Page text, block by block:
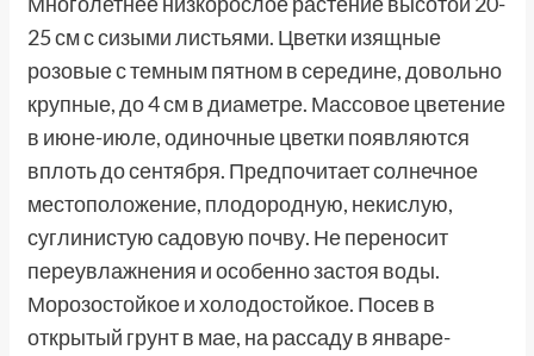
25 см с сизыми листьями. Цветки изящные
розовые с темным пятном в середине, довольно
крупные, до 4 см в диаметре. Массовое цветение
в июне-июле, одиночные цветки появляются
вплоть до сентября. Предпочитает солнечное
местоположение, плодородную, некислую,
суглинистую садовую почву. Не переносит
переувлажнения и особенно застоя воды.
Морозо­стойкое и холодостойкое. Посев в
открытый грунт в мае, на рассаду в январе-